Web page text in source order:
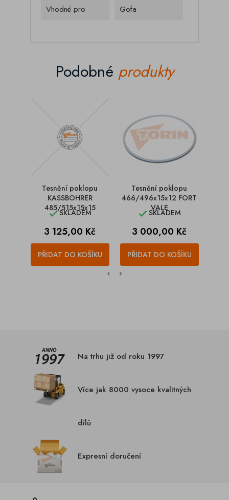
Vhodné pro Gofa
Podobné produkty
Tesnění poklopu
KASSBOHRER
485/515x15x15
SKLADEM
Cena
3 125,00 Kč
PŘIDAT DO KOŠÍKU
Tesnění poklopu
466/496x15x12 FORT
VALE
SKLADEM
Cena
3 000,00 Kč
PŘIDAT DO KOŠÍKU
Na trhu již od roku 1997
Více jak 8000 vysoce kvalitných
dílů
Expresní doručení